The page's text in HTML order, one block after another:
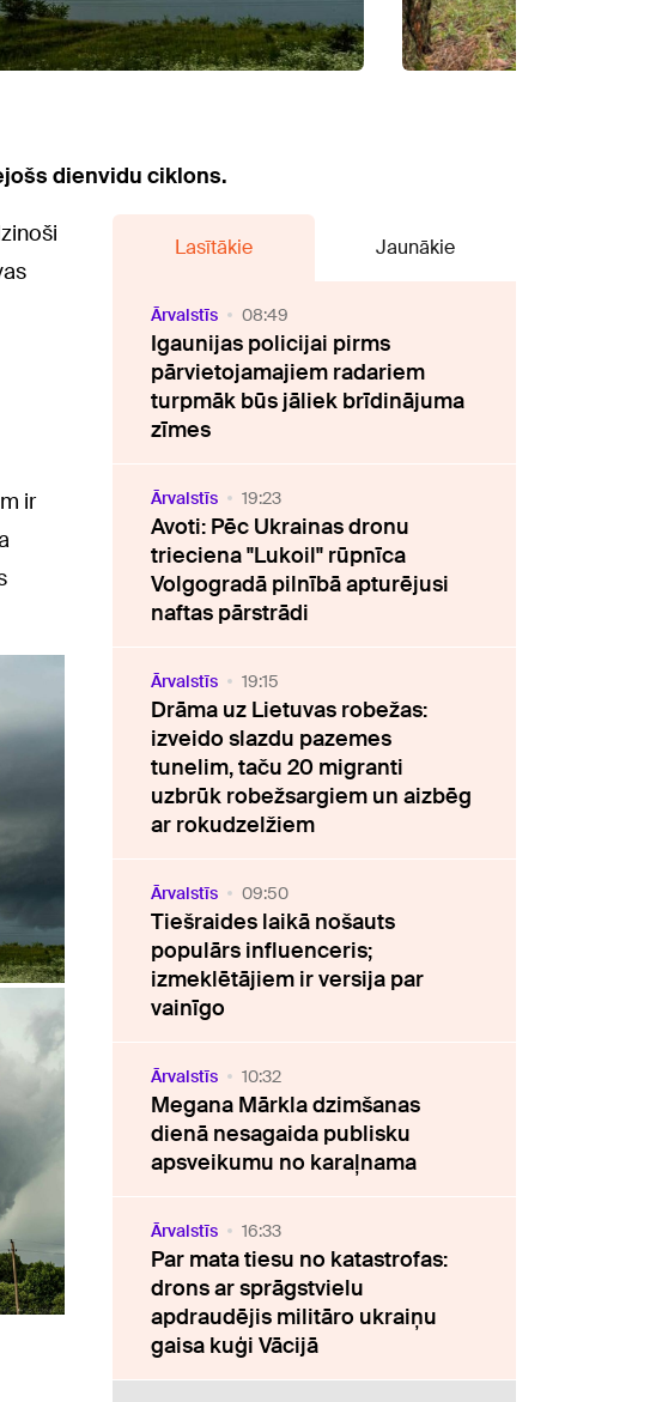
dienvidu ciklons.
ir
Lasītākie Jaunākie
Ārvalstīs 08:49
Igaunijas policijai pirms
pārvietojamajiem radariem
turpmāk būs jāliek brīdinājuma
zīmes
Ārvalstīs 19:23
Avoti: Pēc Ukrainas dronu
trieciena "Lukoil" rūpnīca
Volgogradā pilnībā apturējusi
naftas pārstrādi
Ārvalstīs 19:15
Drāma uz Lietuvas robežas:
izveido slazdu pazemes
tunelim, taču 20 migranti
uzbrūk robežsargiem un aizbēg
ar rokudzelžiem
Ārvalstīs 09:50
Tiešraides laikā nošauts
populārs influenceris;
izmeklētājiem ir versija par
vainīgo
Ārvalstīs 10:32
Megana Mārkla dzimšanas
dienā nesagaida publisku
apsveikumu no karaļnama
Ārvalstīs 16:33
Par mata tiesu no katastrofas:
drons ar sprāgstvielu
apdraudējis militāro ukraiņu
gaisa kuģi Vācijā